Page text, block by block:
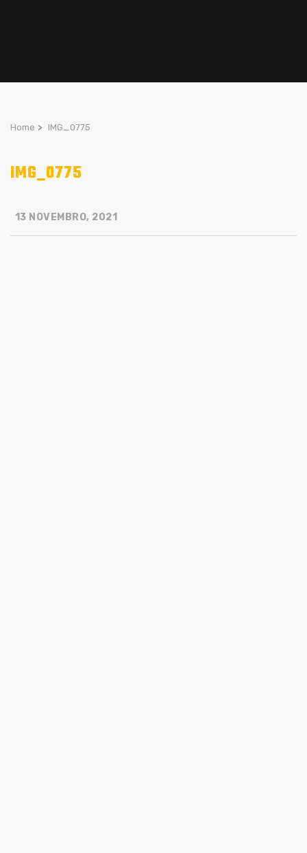
Home > IMG_0775
IMG_0775
13 NOVEMBRO, 2021